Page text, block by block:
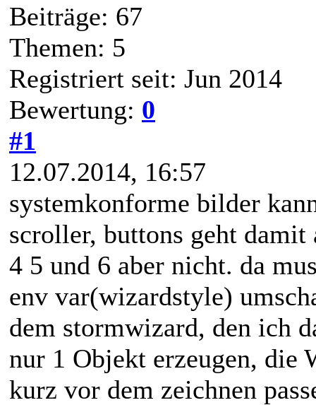
Beiträge: 67
Themen: 5
Registriert seit: Jun 2014
Bewertung: 0
#1
12.07.2014, 16:57
systemkonforme bilder
scroller, buttons geht
4 5 und 6 aber nicht. da
env var(wizardstyle)
dem stormwizard, den ich
nur 1 Objekt erzeugen, die
kurz vor dem zeichnen